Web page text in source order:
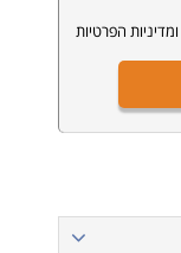
ומדיניות הפרטיות